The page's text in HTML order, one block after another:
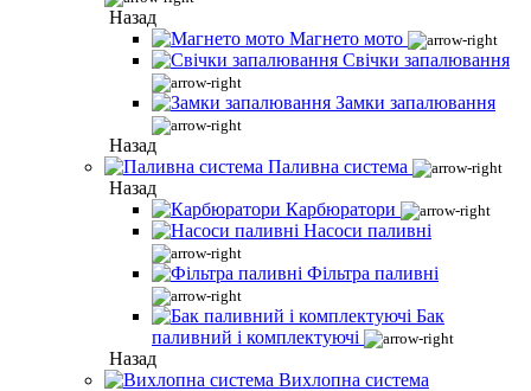
Назад
Магнето мото
Свічки запалювання
Замки запалювання
Назад
Паливна система
Назад
Карбюратори
Насоси паливні
Фільтра паливні
Бак
паливний і комплектуючі
Назад
Вихлопна система